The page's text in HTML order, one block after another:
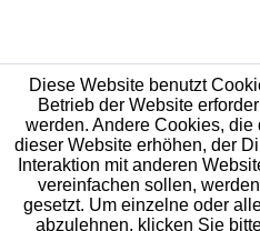
Diese Website benutzt
Betrieb der Website
werden. Andere Cookies,
dieser Website erhöhen, der
Interaktion mit anderen
vereinfachen sollen,
gesetzt. Um einzelne oder
abzulehnen, klicken Sie